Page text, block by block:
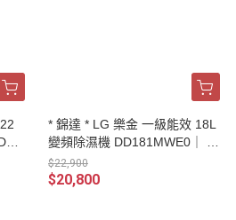
* 錦達 * LG 樂金 一級能效 18L
變頻除濕機 DD181MWE0｜ 適
用16-23坪
$22,900
$20,800